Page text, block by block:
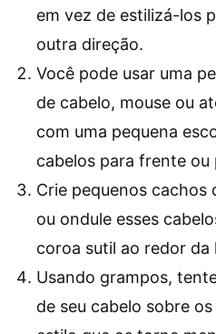
em vez de estilizá-los
outra direção.
Você pode usar uma
de cabelo, mouse ou
com uma pequena
cabelos para frente
Crie pequenos cachos
ou ondule esses
coroa sutil ao redor da
Usando grampos,
de seu cabelo sobre